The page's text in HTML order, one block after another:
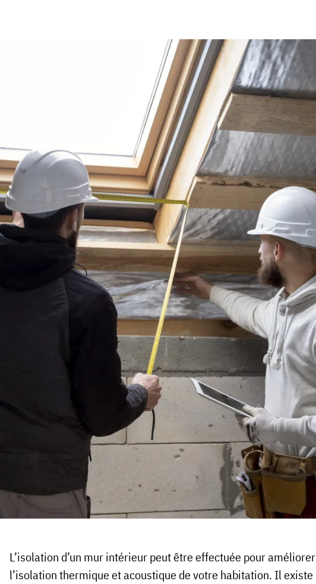
L’isolation d’un mur intérieur peut être effectuée pour améliorer
l’isolation thermique et acoustique de votre habitation. Il existe